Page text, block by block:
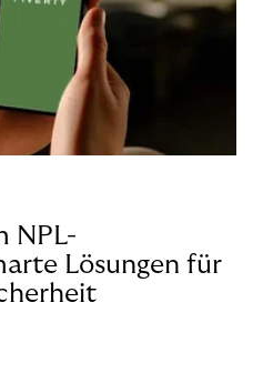
NPL-
Lösungen für